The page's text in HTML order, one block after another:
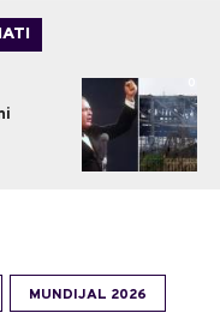
MUNDIJAL 2026